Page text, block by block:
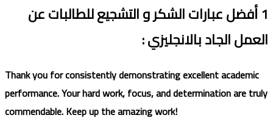
1ﺃفضلعباراتالشكر والتشجيع للطالبات عن
العمل الجادبالانجليزي:
Thank you for consistently demonstrating excellent academic
performance. Your hard work, focus, and determination are truly
commendable. Keep up the amazing work!